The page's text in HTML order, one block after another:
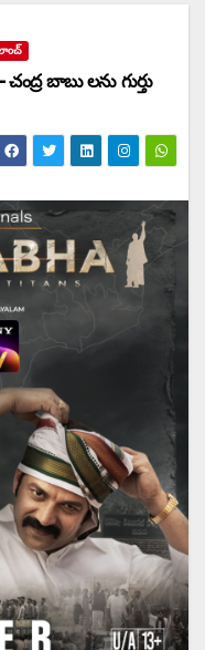
బాబు లను గుర్తు